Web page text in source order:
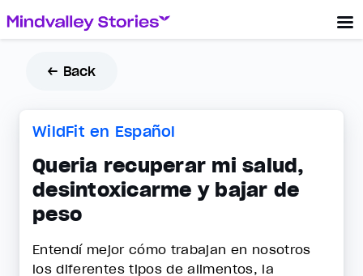
← Back
WildFit en Español
Queria recuperar mi salud,
desintoxicarme y bajar de
peso
Entendí mejor cómo trabajan en nosotros
los diferentes tipos de alimentos, la